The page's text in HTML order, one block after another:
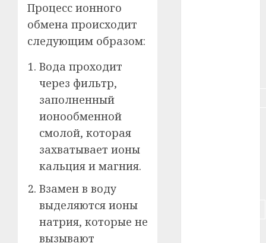
Процесс ионного
обмена происходит
следующим образом:
Вода проходит
через фильтр,
заполненный
ионообменной
смолой, которая
захватывает ионы
кальция и магния.
Взамен в воду
выделяются ионы
натрия, которые не
вызывают